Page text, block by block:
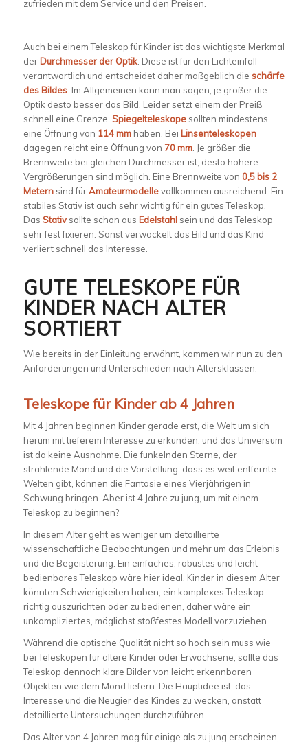
zufrieden mit dem Service und den Preisen.
Auch bei einem Teleskop für Kinder ist das wichtigste Merkmal
der Durchmesser der Optik. Diese ist für den Lichteinfall
verantwortlich und entscheidet daher maßgeblich die schärfe
des Bildes. Im Allgemeinen kann man sagen, je größer die
Optik desto besser das Bild. Leider setzt einem der Preiß
schnell eine Grenze. Spiegelteleskopesollten mindestens
eine Öffnung von 114 mmhaben. Bei Linsenteleskopen
dagegen reicht eine Öffnung von 70 mm. Je größer die
Brennweite bei gleichen Durchmesser ist, desto höhere
Vergrößerungen sind möglich. Eine Brennweite von 0,5 bis 2
Meternsind fürAmateurmodellevollkommen ausreichend. Ein
stabiles Stativ ist auch sehr wichtig für ein gutes Teleskop.
Das Stativsollte schon aus Edelstahlsein und das Teleskop
sehr fest fixieren. Sonst verwackelt das Bild und das Kind
verliert schnell das Interesse.
GUTE TELESKOPE FÜR
KINDER NACH ALTER
SORTIERT
Wie bereits in der Einleitung erwähnt, kommen wir nun zu den
Anforderungen und Unterschieden nach Altersklassen.
Teleskope für Kinder ab 4 Jahren
Mit 4 Jahren beginnen Kinder gerade erst, die Welt um sich
herum mit tieferem Interesse zu erkunden, und das Universum
ist da keine Ausnahme. Die funkelnden Sterne, der
strahlende Mond und die Vorstellung, dass es weit entfernte
Welten gibt, können die Fantasie eines Vierjährigen in
Schwung bringen. Aber ist 4 Jahre zu jung, um mit einem
Teleskop zu beginnen?
In diesem Alter geht es weniger um detaillierte
wissenschaftliche Beobachtungen und mehr um das Erlebnis
und die Begeisterung. Ein einfaches, robustes und leicht
bedienbares Teleskop wäre hier ideal. Kinder in diesem Alter
könnten Schwierigkeiten haben, ein komplexes Teleskop
richtig auszurichten oder zu bedienen, daher wäre ein
unkompliziertes, möglichst stoßfestes Modell vorzuziehen.
Während die optische Qualität nicht so hoch sein muss wie
bei Teleskopen für ältere Kinder oder Erwachsene, sollte das
Teleskop dennoch klare Bilder von leicht erkennbaren
Objekten wie dem Mond liefern. Die Hauptidee ist, das
Interesse und die Neugier des Kindes zu wecken, anstatt
detaillierte Untersuchungen durchzuführen.
Das Alter von 4 Jahren mag für einige als zu jung erscheinen,